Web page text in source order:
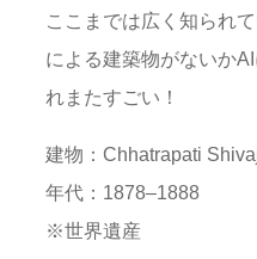
ここまでは広く知られ
による建築物がないか
れまたすごい！
建物：Chhatrapati
年代：1878–1888
※世界遺産